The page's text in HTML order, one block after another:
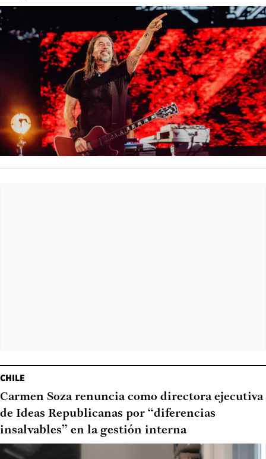
CHILE
Carmen Soza renuncia como directora ejecutiva
de Ideas Republicanas por “diferencias
insalvables” en la gestión interna